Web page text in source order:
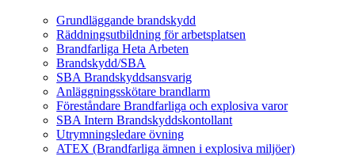
Grundläggande brandskydd
Räddningsutbildning för arbetsplatsen
Brandfarliga Heta Arbeten
Brandskydd/SBA
SBA Brandskyddsansvarig
Anläggningsskötare brandlarm
Föreståndare Brandfarliga och explosiva varor
SBA Intern Brandskyddskontollant
Utrymningsledare övning
ATEX (Brandfarliga ämnen i explosiva miljöer)